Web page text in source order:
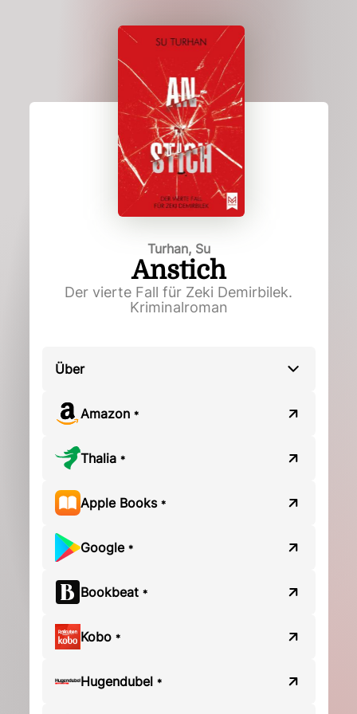
Turhan, Su
Anstich
Der vierte Fall für Zeki Demirbilek.
Kriminalroman
Über
Amazon *
Thalia *
Apple Books *
Google *
Bookbeat *
Kobo *
Hugendubel *